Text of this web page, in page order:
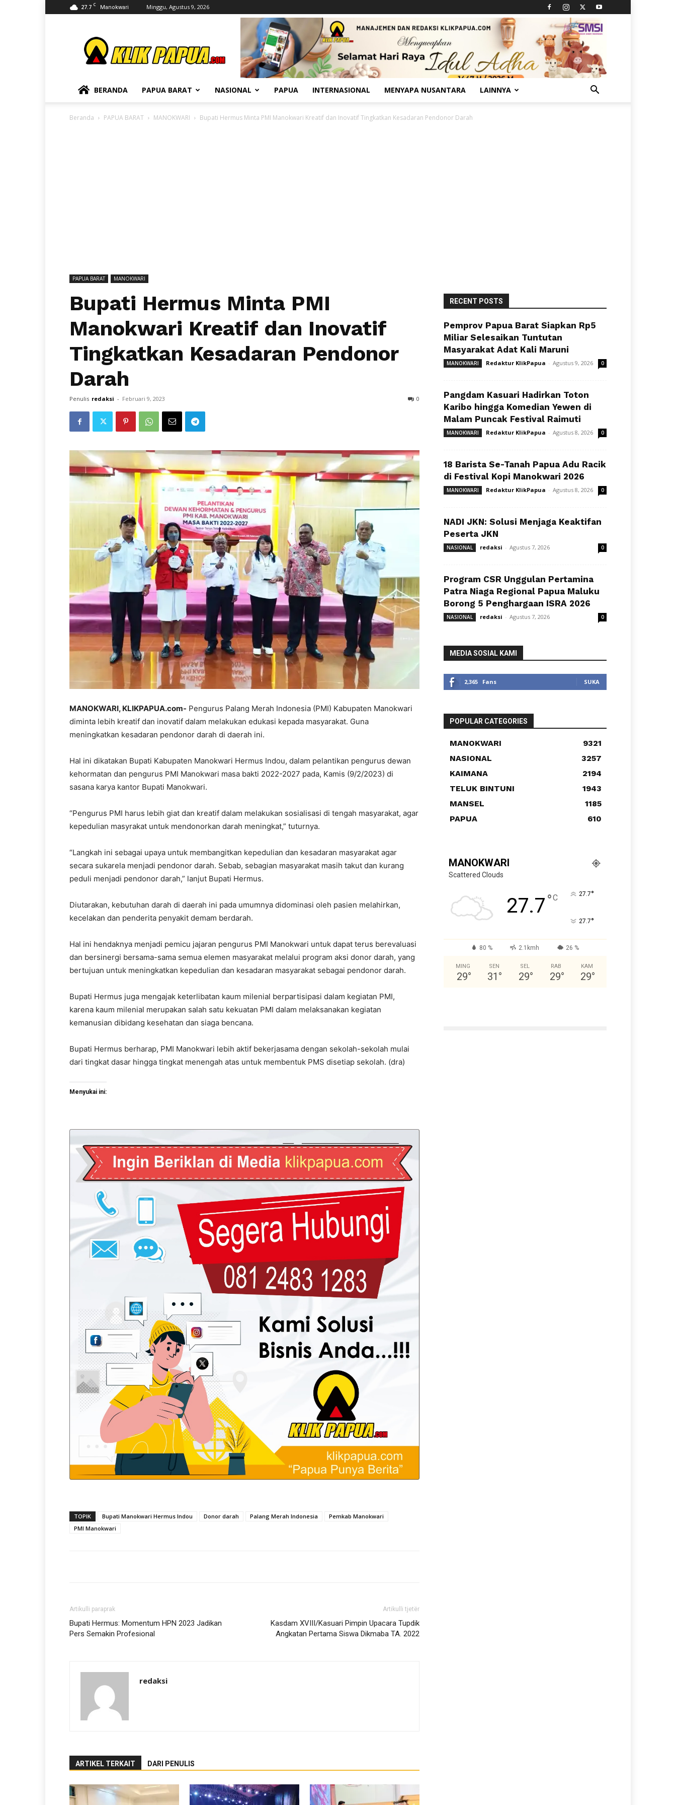
27.7 C Manokwari Minggu, Agustus 9, 2026
BERANDA PAPUA BARAT NASIONAL PAPUA INTERNASIONAL MENYAPA NUSANTARA LAINNYA
Beranda PAPUA BARAT MANOKWARI Bupati Hermus Minta PMI Manokwari Kreatif dan Inovatif Tingkatkan Kesadaran Pendonor Darah
PAPUA BARAT MANOKWARI
Bupati Hermus Minta PMI
Manokwari Kreatif dan Inovatif
Tingkatkan Kesadaran Pendonor
Darah
Penulis redaksi - Februari 9, 2023 0
MANOKWARI, KLIKPAPUA.com- Pengurus Palang Merah Indonesia (PMI) Kabupaten Manokwari
diminta lebih kreatif dan inovatif dalam melakukan edukasi kepada masyarakat. Guna
meningkatkan kesadaran pendonor darah di daerah ini.
Hal ini dikatakan Bupati Kabupaten Manokwari Hermus Indou, dalam pelantikan pengurus dewan
kehormatan dan pengurus PMI Manokwari masa bakti 2022-2027 pada, Kamis (9/2/2023) di
sasana karya kantor Bupati Manokwari.
“Pengurus PMI harus lebih giat dan kreatif dalam melakukan sosialisasi di tengah masyarakat, agar
kepedulian masyrakat untuk mendonorkan darah meningkat,” tuturnya.
“Langkah ini sebagai upaya untuk membangitkan kepedulian dan kesadaran masyarakat agar
secara sukarela menjadi pendonor darah. Sebab, sebagian masyarakat masih takut dan kurang
peduli menjadi pendonor darah,” lanjut Bupati Hermus.
Diutarakan, kebutuhan darah di daerah ini pada umumnya didominasi oleh pasien melahirkan,
kecelakan dan penderita penyakit demam berdarah.
Hal ini hendaknya menjadi pemicu jajaran pengurus PMI Manokwari untuk dapat terus berevaluasi
dan bersinergi bersama-sama semua elemen masyarakat melalui program aksi donor darah, yang
bertujuan untuk meningkatkan kepedulian dan kesadaran masyarakat sebagai pendonor darah.
Bupati Hermus juga mengajak keterlibatan kaum milenial berpartisipasi dalam kegiatan PMI,
karena kaum milenial merupakan salah satu kekuatan PMI dalam melaksanakan kegiatan
kemanusian dibidang kesehatan dan siaga bencana.
Bupati Hermus berharap, PMI Manokwari lebih aktif bekerjasama dengan sekolah-sekolah mulai
dari tingkat dasar hingga tingkat menengah atas untuk membentuk PMS disetiap sekolah. (dra)
Menyukai ini:
TOPIK Bupati Manokwari Hermus Indou Donor darah Palang Merah Indonesia
Pemkab Manokwari
PMI Manokwari
Artikulli paraprak
Bupati Hermus: Momentum HPN 2023 Jadikan
Pers Semakin Profesional
Artikulli tjetër
Kasdam XVIII/Kasuari Pimpin Upacara Tupdik
Angkatan Pertama Siswa Dikmaba TA. 2022
redaksi
ARTIKEL TERKAIT DARI PENULIS
RECENT POSTS
Pemprov Papua Barat Siapkan Rp5
Miliar Selesaikan Tuntutan
Masyarakat Adat Kali Maruni
MANOKWARI Redaktur KlikPapua - Agustus 9, 2026 0
Pangdam Kasuari Hadirkan Toton
Karibo hingga Komedian Yewen di
Malam Puncak Festival Raimuti
MANOKWARI Redaktur KlikPapua - Agustus 8, 2026 0
18 Barista Se-Tanah Papua Adu Racik
di Festival Kopi Manokwari 2026
MANOKWARI Redaktur KlikPapua - Agustus 8, 2026 0
NADI JKN: Solusi Menjaga Keaktifan
Peserta JKN
NASIONAL redaksi - Agustus 7, 2026 0
Program CSR Unggulan Pertamina
Patra Niaga Regional Papua Maluku
Borong 5 Penghargaan ISRA 2026
NASIONAL redaksi - Agustus 7, 2026 0
MEDIA SOSIAL KAMI
2,365 Fans SUKA
POPULAR CATEGORIES
MANOKWARI
9321
NASIONAL
3257
KAIMANA
2194
TELUK BINTUNI
1943
MANSEL
1185
PAPUA
610
MANOKWARI
Scattered Clouds
27.7°C 27.7°
27.7°
80 % 2.1kmh 26 %
MING
29°
SEN
31 °
SEL
29°
RAB
29°
KAM
29°